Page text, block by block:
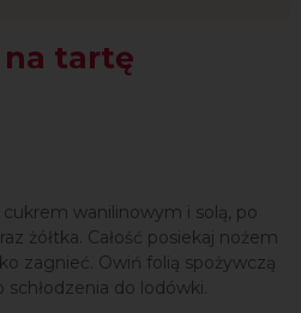
tartę
wanilinowym i solą, po
żółtka. Całość posiekaj nożem
zagnieć. Owiń folią spożywczą
do lodówki.